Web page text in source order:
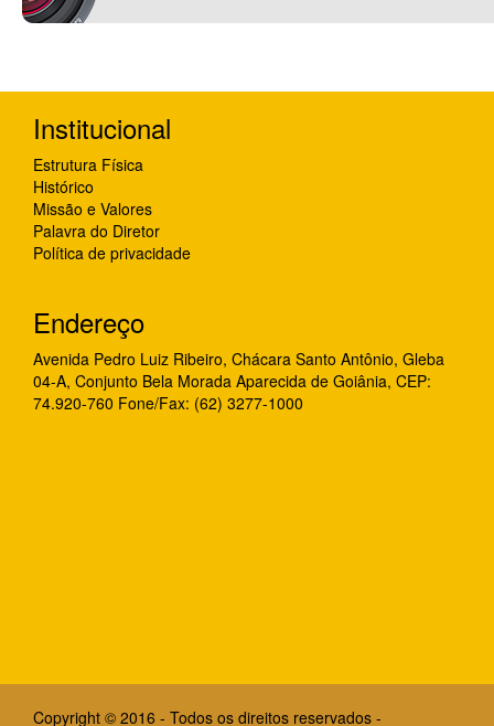
Institucional
Estrutura Física
Histórico
Missão e Valores
Palavra do Diretor
Política de privacidade
Endereço
Avenida Pedro Luiz Ribeiro, Chácara Santo Antônio, Gleba
04-A, Conjunto Bela Morada Aparecida de Goiânia, CEP:
74.920-760 Fone/Fax: (62) 3277-1000
Copyright © 2016 - Todos os direitos reservados -